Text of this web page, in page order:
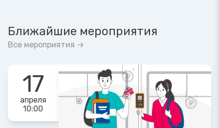
Ближайшие мероприятия
Все мероприятия →
17
апреля
10:00